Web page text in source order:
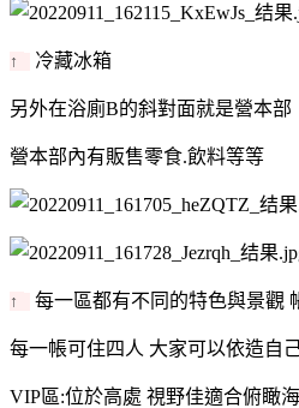
↑ 冷藏冰箱
另外在浴廁B的斜對面就是營本部
營本部內有販售零食.飲料等等
↑ 每一區都有不同的特色與景觀
每一帳可住四人 大家可以依造自
VIP區:位於高處 視野佳適合俯瞰